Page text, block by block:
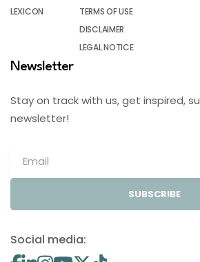
LEXICON
TERMS OF USE
DISCLAIMER
LEGAL NOTICE
Newsletter
Stay on track with us, get inspired,
newsletter!
SUBSCRIBE
Social media: